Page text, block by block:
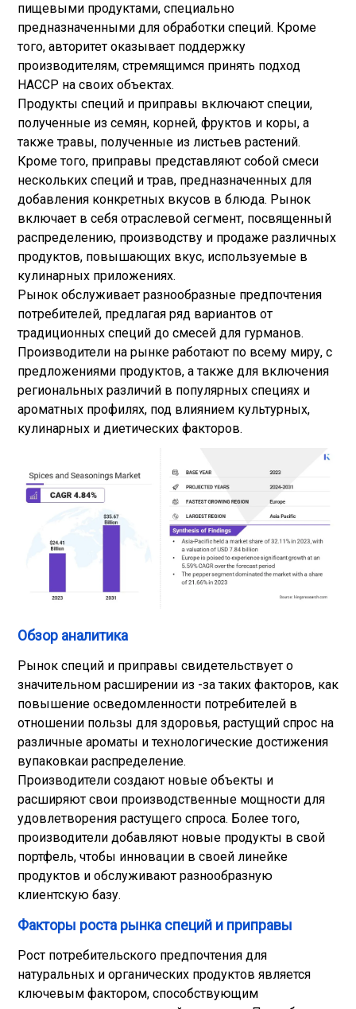
пищевыми продуктами, специально
предназначенными для обработки специй. Кроме
того, авторитет оказывает поддержку
производителям, стремящимся принять подход
HACCP на своих объектах.
Продукты специй и приправы включают специи,
полученные из семян, корней, фруктов и коры, а
также травы, полученные из листьев растений.
Кроме того, приправы представляют собой смеси
нескольких специй и трав, предназначенных для
добавления конкретных вкусов в блюда. Рынок
включает в себя отраслевой сегмент, посвященный
распределению, производству и продаже различных
продуктов, повышающих вкус, используемые в
кулинарных приложениях.
Рынок обслуживает разнообразные предпочтения
потребителей, предлагая ряд вариантов от
традиционных специй до смесей для гурманов.
Производители на рынке работают по всему миру, с
предложениями продуктов, а также для включения
региональных различий в популярных специях и
ароматных профилях, под влиянием культурных,
кулинарных и диетических факторов.
Обзор аналитика
Рынок специй и приправы свидетельствует о
значительном расширении из -за таких факторов, как
повышение осведомленности потребителей в
отношении пользы для здоровья, растущий спрос на
различные ароматы и технологические достижения
вупаковкаи распределение.
Производители создают новые объекты и
расширяют свои производственные мощности для
удовлетворения растущего спроса. Более того,
производители добавляют новые продукты в свой
портфель, чтобы инновации в своей линейке
продуктов и обслуживают разнообразную
клиентскую базу.
Факторы роста рынка специй и приправы
Рост потребительского предпочтения для
натуральных и органических продуктов является
ключевым фактором, способствующим